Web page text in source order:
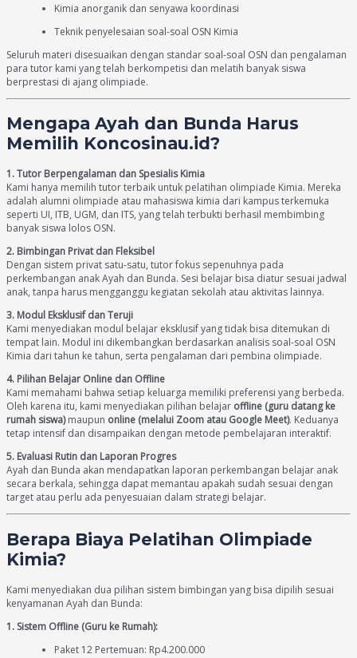
Kimia anorganik dan senyawa koordinasi
Teknik penyelesaian soal-soal OSN Kimia
Seluruh materi disesuaikan dengan standar soal-soal OSN dan pengalaman
para tutor kami yang telah berkompetisi dan melatih banyak siswa
berprestasi di ajang olimpiade.
Mengapa Ayah dan Bunda Harus
Memilih Koncosinau.id?
1. Tutor Berpengalaman dan Spesialis Kimia
Kami hanya memilih tutor terbaik untuk pelatihan olimpiade Kimia. Mereka
adalah alumni olimpiade atau mahasiswa kimia dari kampus terkemuka
seperti UI, ITB, UGM, dan ITS, yang telah terbukti berhasil membimbing
banyak siswa lolos OSN.
2. Bimbingan Privat dan Fleksibel
Dengan sistem privat satu-satu, tutor fokus sepenuhnya pada
perkembangan anak Ayah dan Bunda. Sesi belajar bisa diatur sesuai jadwal
anak, tanpa harus mengganggu kegiatan sekolah atau aktivitas lainnya.
3. Modul Eksklusif dan Teruji
Kami menyediakan modul belajar eksklusif yang tidak bisa ditemukan di
tempat lain. Modul ini dikembangkan berdasarkan analisis soal-soal OSN
Kimia dari tahun ke tahun, serta pengalaman dari pembina olimpiade.
4. Pilihan Belajar Online dan Offline
Kami memahami bahwa setiap keluarga memiliki preferensi yang berbeda.
Oleh karena itu, kami menyediakan pilihan belajar offline (guru datang ke
rumah siswa)maupun online (melalui Zoom atau Google Meet). Keduanya
tetap intensif dan disampaikan dengan metode pembelajaran interaktif.
5. Evaluasi Rutin dan Laporan Progres
Ayah dan Bunda akan mendapatkan laporan perkembangan belajar anak
secara berkala, sehingga dapat memantau apakah sudah sesuai dengan
target atau perlu ada penyesuaian dalam strategi belajar.
Berapa Biaya Pelatihan Olimpiade
Kimia?
Kami menyediakan dua pilihan sistem bimbingan yang bisa dipilih sesuai
kenyamanan Ayah dan Bunda:
1. Sistem Offline (Guru ke Rumah):
Paket 12 Pertemuan: Rp4.200.000